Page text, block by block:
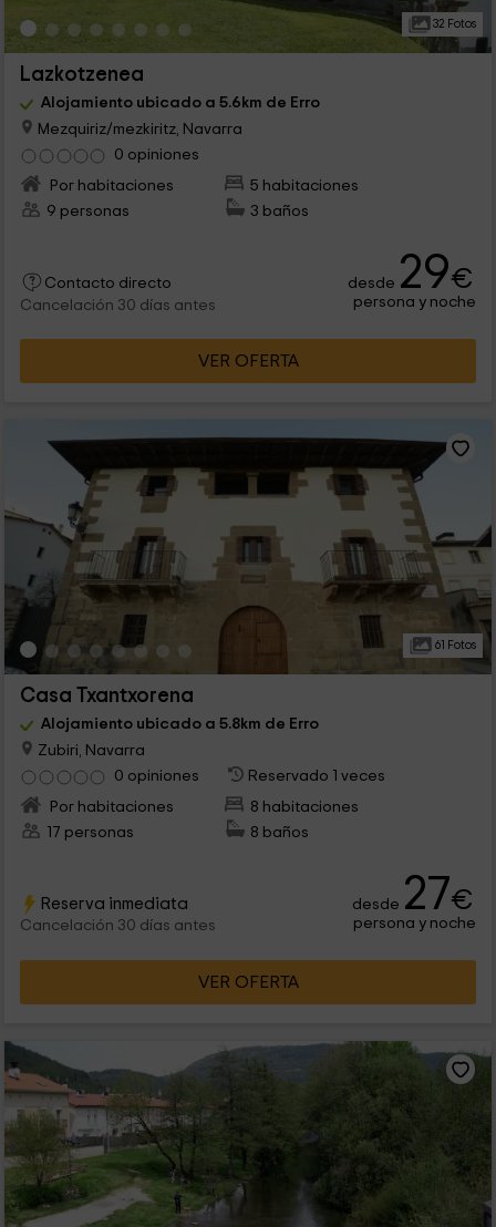
32 Fotos
Lazkotzenea
Alojamiento ubicado a 5.6km de Erro
Mezquiriz/mezkiritz, Navarra
0 opiniones
Por habitaciones
5 habitaciones
9 personas
3 baños
Contacto directo
Cancelación 30 días antes
desde 29€
persona y noche
VER OFERTA
61 Fotos
Casa Txantxorena
Alojamiento ubicado a 5.8km de Erro
Zubiri, Navarra
0 opiniones
Reservado 1 veces
Por habitaciones
8 habitaciones
17 personas
8 baños
Reserva inmediata
Cancelación 30 días antes
desde 27€
persona y noche
VER OFERTA